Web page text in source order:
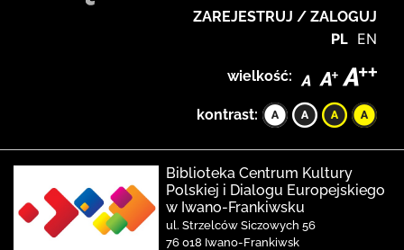
ZAREJESTRUJ / ZALOGUJ
PL EN
wielkość:
kontrast:
Biblioteka Centrum Kultury
Polskiej i Dialogu Europejskiego
w Iwano-Frankiwsku
ul. Strzelców Siczowych 56
76 018 Iwano-Frankiwsk